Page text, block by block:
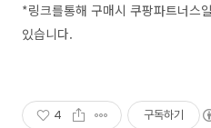
*링크를통해 구매시 쿠팡파트너스
있습니다.
4 구독하기